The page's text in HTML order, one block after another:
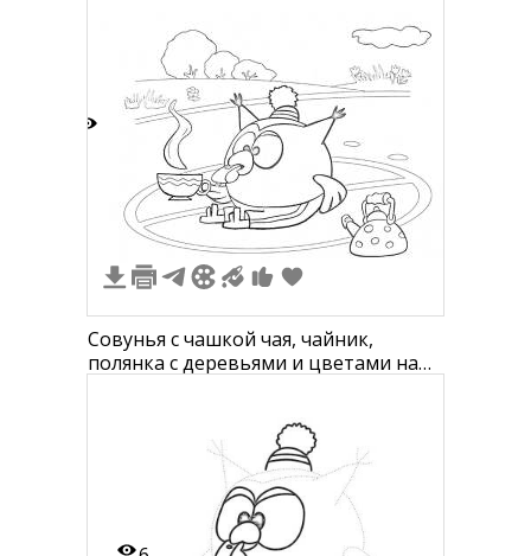
Совунья с чашкой чая, чайник,
полянка с деревьями и цветами на